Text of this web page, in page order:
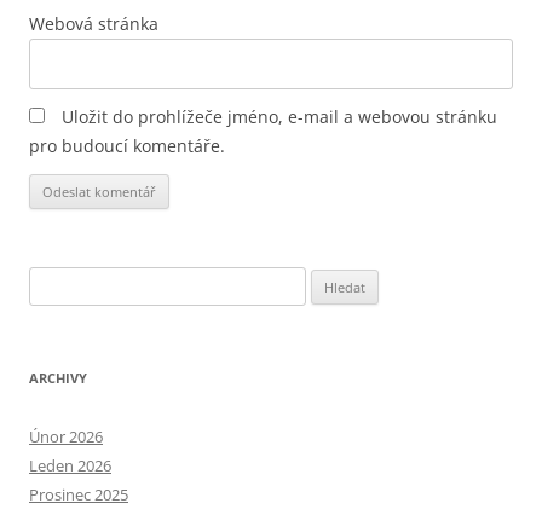
Webová stránka
Uložit do prohlížeče jméno, e-mail a webovou stránku
pro budoucí komentáře.
ARCHIVY
Únor 2026
Leden 2026
Prosinec 2025